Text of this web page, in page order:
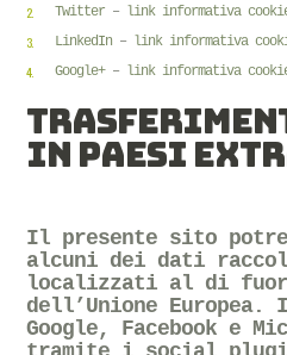
Twitter –
link informativa
LinkedIn –
link informativa
Google+– link informativa
IN PAESI
Il presente sito
alcuni dei dati
localizzati al di
dell’Unione
Google, Facebook e